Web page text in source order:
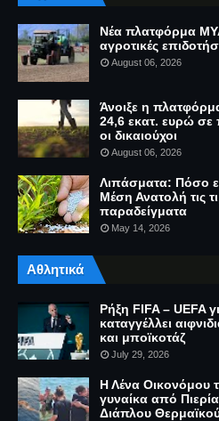
Νέα πλατφόρμα
αγροτικές
August 06, 2026
Άνοιξε η
24,6 εκατ. ευρώ σε
οι δικαιούχοι
August 06, 2026
Λιπάσματα: Πόσο
Μέση Ανατολή τις
παραδείγματα
May 14, 2026
Αθλητικά
Ρήξη FIFA – UEFA
καταγγέλλει
και μποϊκοτάζ
July 29, 2026
Η Λένα Οικονόμου
γυναίκα από
Διάπλου